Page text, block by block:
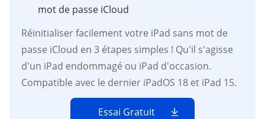
mot de passe iCloud
Réinitialiser facilement votre iPad sans mot de
passe iCloud en 3 étapes simples ! Qu'il s'agisse
d'un iPad endommagé ou iPad d'occasion.
Compatible avec le dernier iPadOS 18 et iPad 15.
Essai Gratuit